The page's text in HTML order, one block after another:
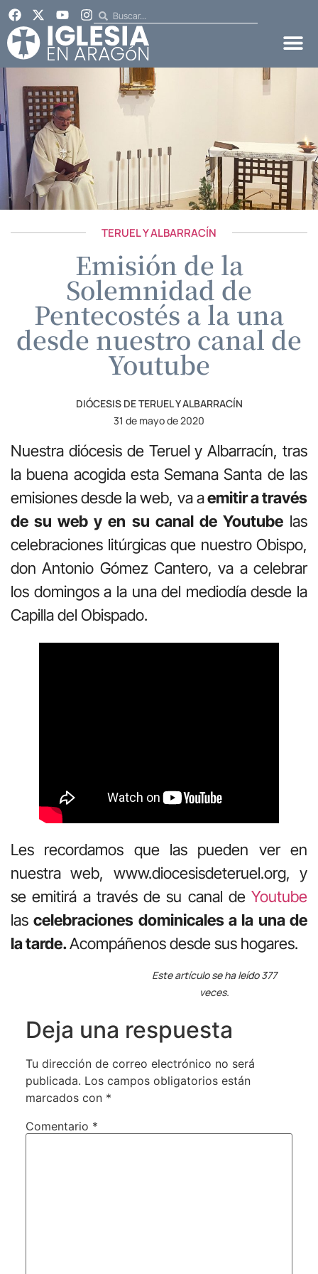
TERUEL Y ALBARRACÍN
Emisión de la
Solemnidad de
Pentecostés a la una
desde nuestro canal de
Youtube
DIÓCESIS DE TERUEL Y ALBARRACÍN
31 de mayo de 2020
Nuestra diócesis de Teruel y Albarracín, tras
la buena acogida esta Semana Santa de las
emisiones desde la web, va aemitir a través
de su web y en su canal de Youtubelas
celebraciones litúrgicas que nuestro Obispo,
don Antonio Gómez Cantero, va a celebrar
los domingos a la una del mediodía desde la
Capilla del Obispado.
Les recordamos que las pueden ver en
nuestra web, www.diocesisdeteruel.org, y
se emitirá a través de su canal de Youtube
lascelebraciones dominicales a la una de
la tarde.Acompáñenos desde sus hogares.
Este artículo se ha leído 377
veces.
Deja una respuesta
Tu dirección de correo electrónico no será
publicada. Los campos obligatorios están
marcados con *
Comentario *